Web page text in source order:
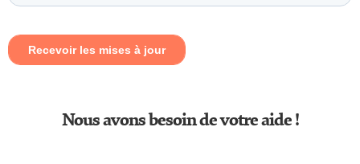
Nous avons besoin de votre aide !